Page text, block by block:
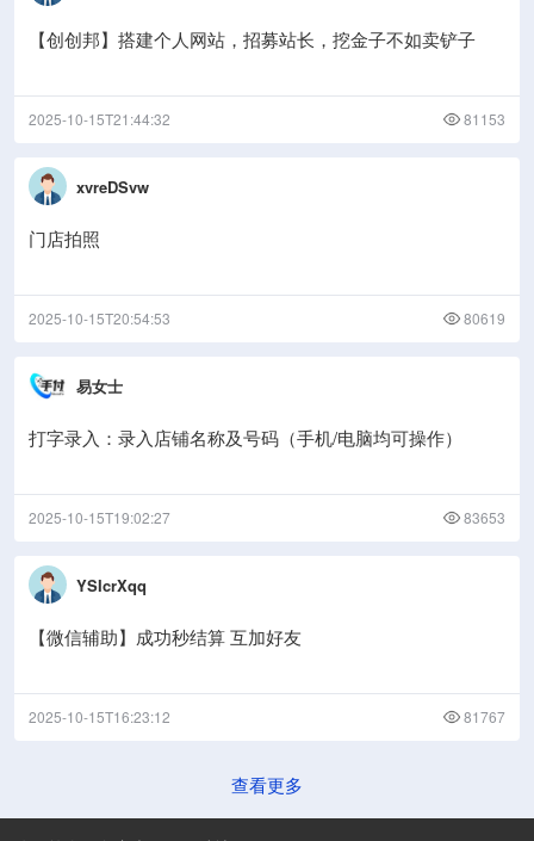
【创创邦】搭建个人网站，招募站长，挖金子不如卖铲子
2025-10-15T21:44:32 81153
xvreDSvw
门店拍照
2025-10-15T20:54:53 80619
易女士
打字录入：录入店铺名称及号码（手机/电脑均可操作）
2025-10-15T19:02:27 83653
YSIcrXqq
【微信辅助】成功秒结算 互加好友
2025-10-15T16:23:12 81767
查看更多